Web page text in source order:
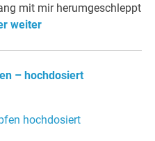
mit mir herumgeschleppt
weiter
– hochdosiert